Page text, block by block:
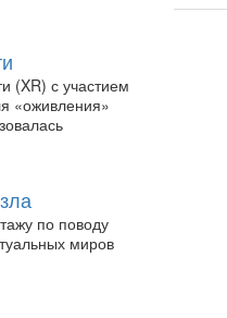
(XR) с участием
«оживления»
по поводу
миров